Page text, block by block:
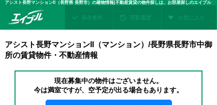
アシスト長野マンションII（長野県 長野市）の建物情報|不動産賃貸の物件探しは、お部屋探しのエイブル
保存条件 閲覧履歴 お気に入り
アシスト長野マンションII（マンション）/長野県長野市中御
所の賃貸物件・不動産情報
現在募集中の物件はございません。
今は満室ですが、空予定が出る場合もあります。